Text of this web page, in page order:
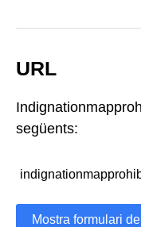
URL
següents:
Mostra formulari